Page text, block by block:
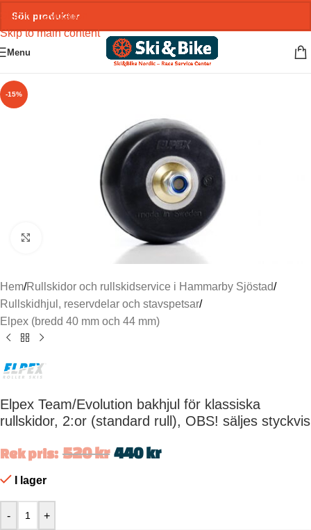
Skip to navigation
Skip to main content
Menu
-15%
Hem/Rullskidor och rullskidservice i Hammarby Sjöstad/
Rullskidhjul, reservdelar och stavspetsar/
Elpex (bredd 40 mm och 44 mm)
Elpex Team/Evolution bakhjul för klassiska
rullskidor, 2:or (standard rull), OBS! säljes styckvis
Rek pris: 520kr 440kr
I lager
- +